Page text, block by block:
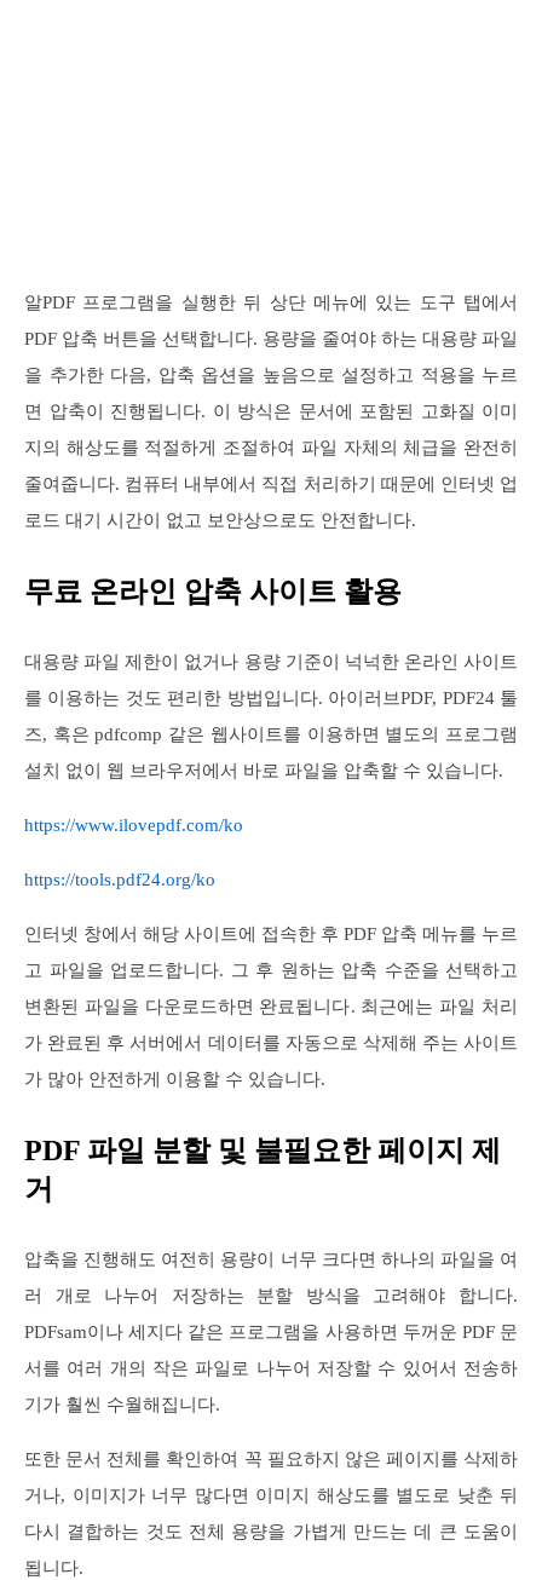
알PDF 프로그램을 실행한 뒤 상단 메뉴에 있는 도구 탭에서
PDF 압축 버튼을 선택합니다. 용량을 줄여야 하는 대용량 파일
을 추가한 다음, 압축 옵션을 높음으로 설정하고 적용을 누르
면 압축이 진행됩니다. 이 방식은 문서에 포함된 고화질 이미
지의 해상도를 적절하게 조절하여 파일 자체의 체급을 완전히
줄여줍니다. 컴퓨터 내부에서 직접 처리하기 때문에 인터넷 업
로드 대기 시간이 없고 보안상으로도 안전합니다.
무료 온라인 압축 사이트 활용
대용량 파일 제한이 없거나 용량 기준이 넉넉한 온라인 사이트
를 이용하는 것도 편리한 방법입니다. 아이러브PDF, PDF24 툴
즈, 혹은 pdfcomp 같은 웹사이트를 이용하면 별도의 프로그램
설치 없이 웹 브라우저에서 바로 파일을 압축할 수 있습니다.
https://www.ilovepdf.com/ko
https://tools.pdf24.org/ko
인터넷 창에서 해당 사이트에 접속한 후 PDF 압축 메뉴를 누르
고 파일을 업로드합니다. 그 후 원하는 압축 수준을 선택하고
변환된 파일을 다운로드하면 완료됩니다. 최근에는 파일 처리
가 완료된 후 서버에서 데이터를 자동으로 삭제해 주는 사이트
가 많아 안전하게 이용할 수 있습니다.
PDF 파일 분할 및 불필요한 페이지 제
거
압축을 진행해도 여전히 용량이 너무 크다면 하나의 파일을 여
러 개로 나누어 저장하는 분할 방식을 고려해야 합니다.
PDFsam이나 세지다 같은 프로그램을 사용하면 두꺼운 PDF 문
서를 여러 개의 작은 파일로 나누어 저장할 수 있어서 전송하
기가 훨씬 수월해집니다.
또한 문서 전체를 확인하여 꼭 필요하지 않은 페이지를 삭제하
거나, 이미지가 너무 많다면 이미지 해상도를 별도로 낮춘 뒤
다시 결합하는 것도 전체 용량을 가볍게 만드는 데 큰 도움이
됩니다.